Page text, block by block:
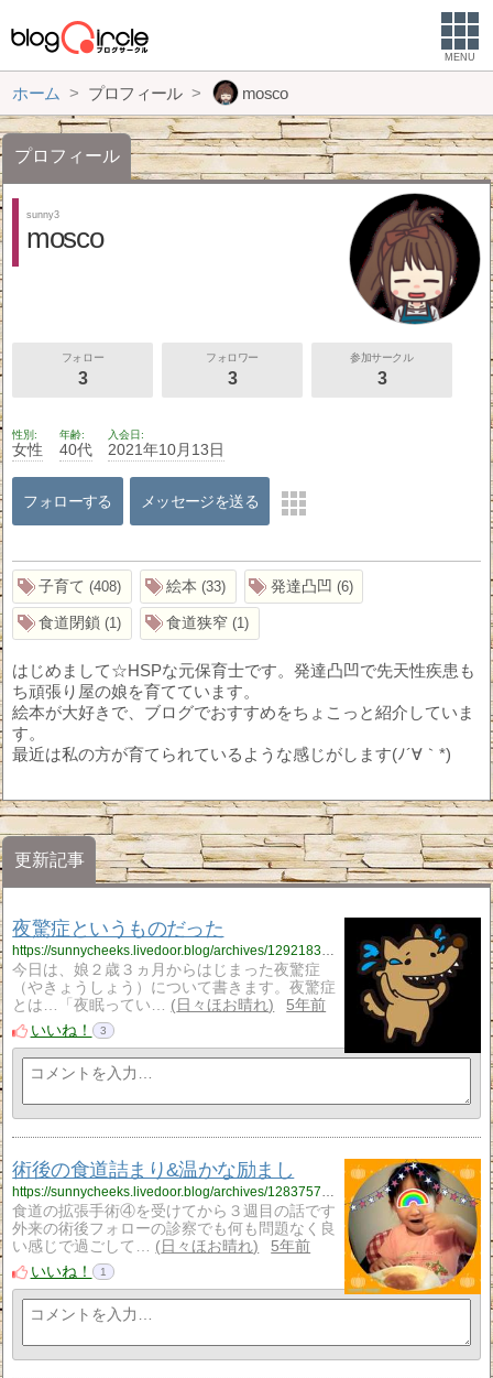
MENU
ホーム プロフィール mosco
プロフィール
sunny3
mosco
フォロー
3
フォロワー
3
参加サークル
3
性別
女性
年齢
40代
入会日
2021年10月13日
フォローする メッセージを送る
子育て 408 絵本 33 発達凸凹 6
食道閉鎖 1 食道狭窄 1
はじめまして☆HSPな元保育士です。発達凸凹で先天性疾患も
ち頑張り屋の娘を育てています。
絵本が大好きで、ブログでおすすめをちょこっと紹介していま
す。
最近は私の方が育てられているような感じがします(ﾉ´∀｀*)
更新記事
夜驚症というものだった
今日は、娘２歳３ヵ月からはじまった夜驚症
（やきょうしょう）について書きます。夜驚症
とは…「夜眠ってい…
日々ほお晴れ
5年前
いいね！
3
術後の食道詰まり&温かな励まし
食道の拡張手術④を受けてから３週目の話です
外来の術後フォローの診察でも何も問題なく良
い感じで過ごして…
日々ほお晴れ
5年前
いいね！
1